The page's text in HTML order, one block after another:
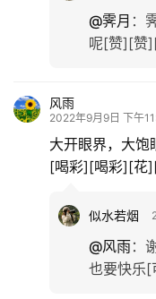
@霁月 ：
呢[赞][赞
风雨
2022年9月9日 下午
大开眼界，大饱
[喝彩][喝彩][花
似水若烟
@风雨：
也要快乐